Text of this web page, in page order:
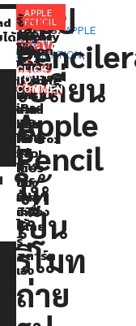
ด้
APPLE
PENCIL
แอป
เปลี่ยน
Apple
Pencil
ให้
เป็น
รีโมท
ถ่าย
ใน
ปัจจุบัน
ใคร
ที่
มี
Apple
Watch
กับ
iPhone
อยู่
จะ
สามารถ
ใช้
Apple
You
may
also
like...
รู้
หรือ
ไม่?
เรา
สามารถ
ใช้
iPad
และ
Mac
ใน
การ
โทร/
รับ
สาย
ได้
พบ
บั๊ก
บน
iPhone
และ
iPad
เมื่อ
พิมพ์
“”::
ใน
ช่อง
ค้นหา
เครื่อง
จะ
รี
สตาร์ท
เอง
Apple
Maps
รองรับ
การ
ใช้
งาน
ผ่าน
Firefox
แล้ว!
Flighty
อัปเดต
ใหม่!
คาด
การณ์
ล่วง
หน้า
ได้
ว่า
เที่ยว
บิน
อาจ
จะ
ดีเลย์
RELATED
TOPICS: APPLE
PENCIL,
APPLICATION,
IPAD
CLICK
TO
COMMENT